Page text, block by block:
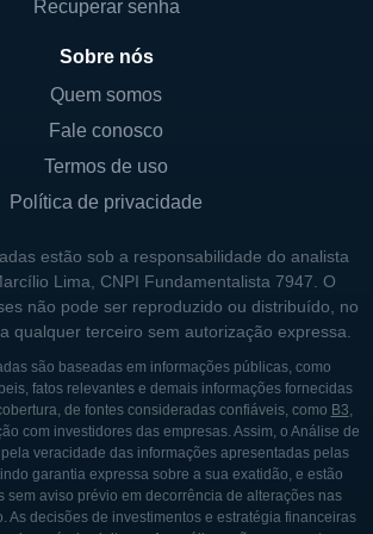
estejam alinhadas com os
prioridade constante.
investe em pesquisa e
e práticas que possam ser
aos seus serviços. Essa
à Verso não apenas se
em um mercado tão
também antever movimentos
e antecipar soluções para seus
E SÓCIOS
da Verso é composta
Recuperar senha
Sobre nós
Quem somos
Fale conosco
Termos de uso
Política de privacidade
estão sob a responsabilidade do analista
Lima, CNPI Fundamentalista 7947. O
não pode ser reproduzido ou distribuído, no
qualquer terceiro sem autorização expressa.
são baseadas em informações públicas, como
fatos relevantes e demais informações fornecidas
de fontes consideradas confiáveis, como B3,
com investidores das empresas. Assim, o Análise de
veracidade das informações apresentadas pelas
garantia expressa sobre a sua exatidão, e estão
sem aviso prévio em decorrência de alterações nas
As decisões de investimentos e estratégia financeiras